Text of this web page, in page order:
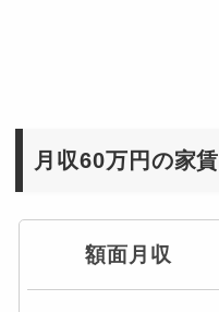
月収60万円の家賃
額面月収